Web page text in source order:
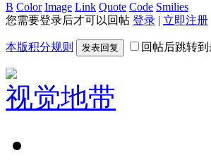
B Color Image Link Quote Code Smilies
您需要登录后才可以回帖 登录 | 立即注册
本版积分规则 发表回复 回帖后跳转
视觉地带